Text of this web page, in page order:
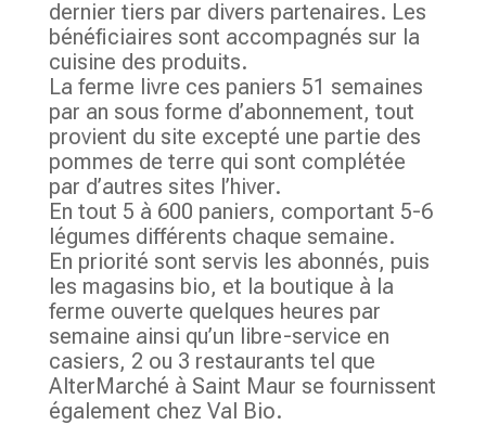
dernier tiers par divers partenaires. Les
bénéficiaires sont accompagnés sur la
cuisine des produits.
La ferme livre ces paniers 51 semaines
par an sous forme d’abonnement, tout
provient du site excepté une partie des
pommes de terre qui sont complétée
par d’autres sites l’hiver.
En tout 5 à 600 paniers, comportant 5-6
légumes différents chaque semaine.
En priorité sont servis les abonnés, puis
les magasins bio, et la boutique à la
ferme ouverte quelques heures par
semaine ainsi qu’un libre-service en
casiers, 2 ou 3 restaurants tel que
AlterMarché à Saint Maur se fournissent
également chez Val Bio.